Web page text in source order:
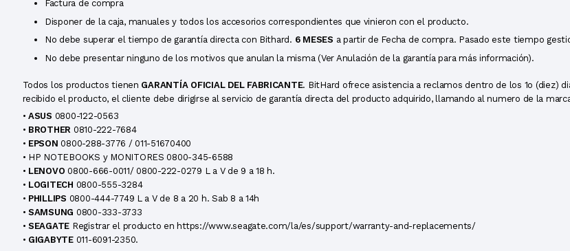
Factura de compra
Disponer de la caja, manuales y todos los accesorios correspondientes que vinieron con el producto.
No debe superar el tiempo de garantía directa con Bithard. 6 MESES a partir de Fecha de compra. Pasado este tiempo
No debe presentar ninguno de los motivos que anulan la misma (Ver Anulación de la garantía para más información).
Todos los productos tienen GARANTÍA OFICIAL DEL FABRICANTE. BitHard ofrece asistencia a reclamos dentro de los 1o (diez)
recibido el producto, el cliente debe dirigirse al servicio de garantía directa del producto adquirido, llamando al numero de la
• ASUS 0800-122-0563
• BROTHER 0810-222-7684
• EPSON 0800-288-3776 / 011-51670400
• HP NOTEBOOKS y MONITORES 0800-345-6588
• LENOVO 0800-666-0011/ 0800-222-0279 L a V de 9 a 18 h.
• LOGITECH 0800-555-3284
• PHILLIPS 0800-444-7749 L a V de 8 a 20 h. Sab 8 a 14h
• SAMSUNG 0800-333-3733
• SEAGATE Registrar el producto en https://www.seagate.com/la/es/support/warranty-and-replacements/
• GIGABYTE011-6091-2350.